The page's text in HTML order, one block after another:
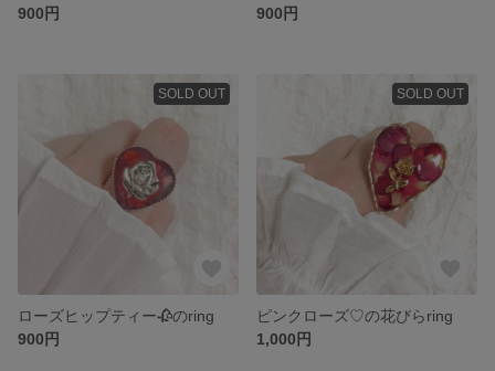
900円
900円
SOLD OUT
ローズヒップティー🥀のring
900円
SOLD OUT
ピンクローズ♡の花びらring
1,000円